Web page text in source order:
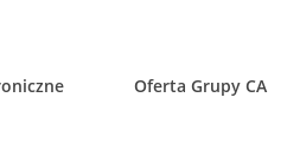
Oferta Grupy CA